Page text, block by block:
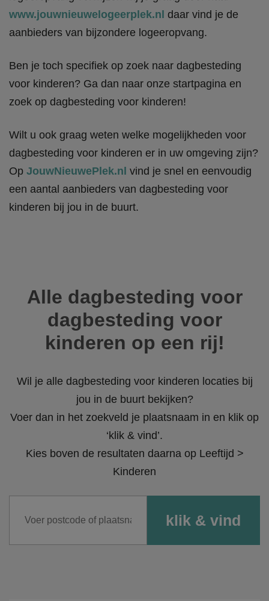
www.jouwnieuwelogeerplek.nl daar vind je de
aanbieders van bijzondere logeeropvang.
Ben je toch specifiek op zoek naar dagbesteding
voor kinderen? Ga dan naar onze startpagina en
zoek op dagbesteding voor kinderen!
Wilt u ook graag weten welke mogelijkheden voor
dagbesteding voor kinderen er in uw omgeving zijn?
Op JouwNieuwePlek.nl vind je snel en eenvoudig
een aantal aanbieders van dagbesteding voor
kinderen bij jou in de buurt.
Alle dagbesteding voor
dagbesteding voor
kinderen op een rij!
Wil je alle dagbesteding voor kinderen locaties bij
jou in de buurt bekijken?
Voer dan in het zoekveld je plaatsnaam in en klik op
‘klik & vind’.
Kies boven de resultaten daarna op Leeftijd >
Kinderen